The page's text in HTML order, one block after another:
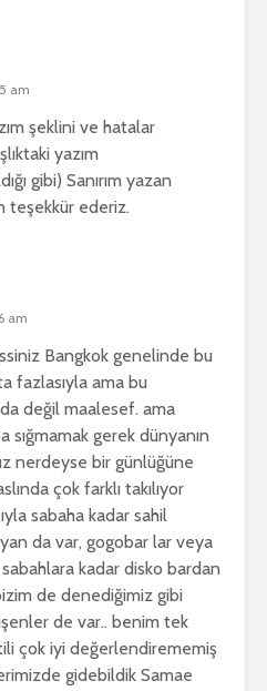
am
şeklini ve hatalar
yazım
gibi) Sanırım yazan
teşekkür ederiz.
am
Bangkok genelinde bu
fazlasıyla ama bu
değil maalesef. ama
sığmamak gerek dünyanın
nerdeyse bir günlüğüne
çok farklı takılıyor
sabaha kadar sahil
da var, gogobar lar veya
kadar disko bardan
de denediğimiz gibi
de var.. benim tek
çok iyi değerlendirememiş
gidebildik Samae